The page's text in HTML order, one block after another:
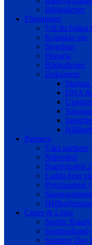
Bildgallerier
Föreningen
Vill du hjälpa
Kontakta oss
Styrelsen
Historia
Bildgallerier
Dokument
DNA &
Partners
Våra partners
Nätverket
Bandyfesten
Ladda hem
Privatpartner
Cuper & Läger
Nordic
Summer Day